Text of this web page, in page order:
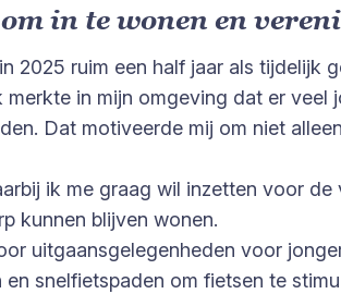
in te wonen en
2025 ruim een half jaar als tijdelijk
in mijn omgeving dat er
Dat motiveerde mij om niet
ik me graag wil inzetten voor de
kunnen blijven wonen.
uitgaansgelegenheden voor
snelfietspaden om fietsen te